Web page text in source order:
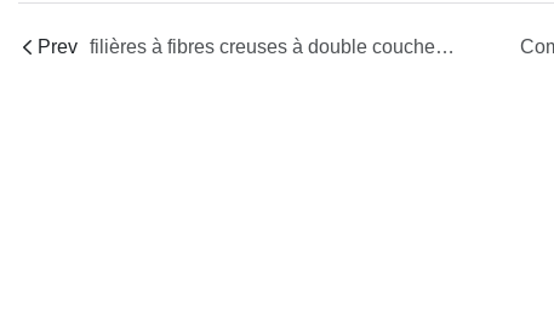
Prev filières à fibres creuses à double couche — caractéristiques et dimensionnement